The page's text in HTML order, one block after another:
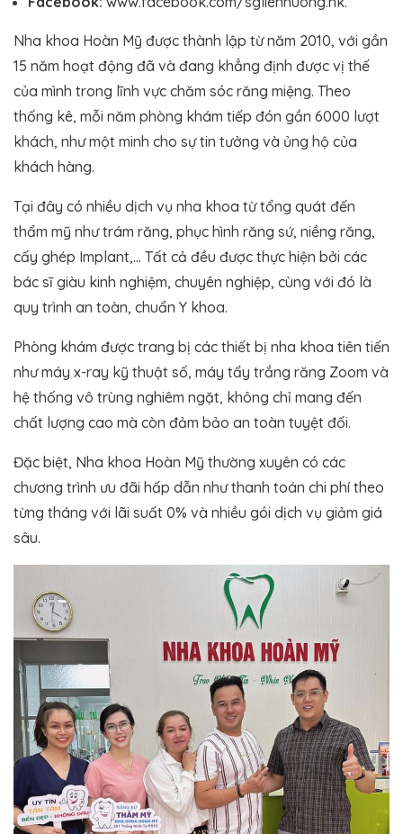
Nha khoa Hoàn Mỹ được thành lập từ năm 2010, với gần
15 năm hoạt động đã và đang khẳng định được vị thế
của mình trong lĩnh vực chăm sóc răng miệng. Theo
thống kê, mỗi năm phòng khám tiếp đón gần 6000 lượt
khách, như một minh cho sự tin tưởng và ủng hộ của
khách hàng.
Tại đây có nhiều dịch vụ nha khoa từ tổng quát đến
thẩm mỹ như trám răng, phục hình răng sứ, niềng răng,
cấy ghép Implant,… Tất cả đều được thực hiện bởi các
bác sĩ giàu kinh nghiệm, chuyên nghiệp, cùng với đó là
quy trình an toàn, chuẩn Y khoa.
Phòng khám được trang bị các thiết bị nha khoa tiên tiến
như máy x-ray kỹ thuật số, máy tẩy trắng răng Zoom và
hệ thống vô trùng nghiêm ngặt, không chỉ mang đến
chất lượng cao mà còn đảm bảo an toàn tuyệt đối.
Đặc biệt, Nha khoa Hoàn Mỹ thường xuyên có các
chương trình ưu đãi hấp dẫn như thanh toán chi phí theo
từng tháng với lãi suất 0% và nhiều gói dịch vụ giảm giá
sâu.